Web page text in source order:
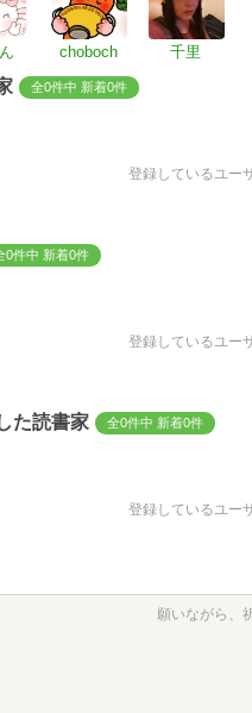
choboch 千里
全0件中 新着0件
登録しているユー
0件中 新着0件
登録しているユー
た読書家 全0件中 新着0件
登録しているユー
願いながら、